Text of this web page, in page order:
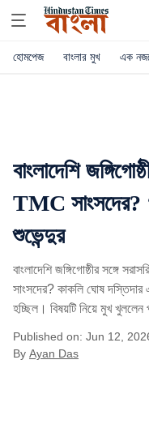
হোমপেজ বাংলার মুখ এক
বাংলাদেশি
TMC সাংসদের?
শুভেন্দুর
বাংলাদেশি জঙ্গিগোষ্ঠীর সঙ্গে
সাংসদের? কাকলি ঘোষ দস্তিদার
হচ্ছিল। বিষয়টি নিয়ে মুখ খুললেন
Published on: Jun 12,
By Ayan Das